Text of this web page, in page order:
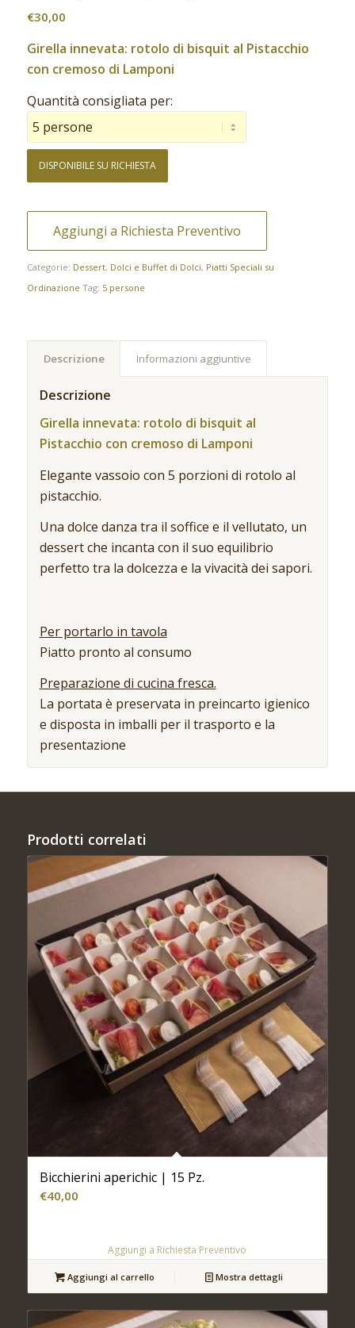
€30,00
Girella innevata: rotolo di bisquit al Pistacchio
con cremoso di Lamponi
Quantità consigliata per:
DISPONIBILE SU RICHIESTA
Aggiungi a Richiesta Preventivo
Categorie: Dessert, Dolci e Buffet di Dolci, Piatti Speciali su
Ordinazione Tag: 5 persone
Descrizione Informazioni aggiuntive
Descrizione
Girella innevata: rotolo di bisquit al
Pistacchio con cremoso di Lamponi
Elegante vassoio con 5 porzioni di rotolo al
pistacchio.
Una dolce danza tra il soffice e il vellutato, un
dessert che incanta con il suo equilibrio
perfetto tra la dolcezza e la vivacità dei sapori.
Per portarlo in tavola
Piatto pronto al consumo
Preparazione di cucina fresca.
La portata è preservata in preincarto igienico
e disposta in imballi per il trasporto e la
presentazione
Prodotti correlati
Bicchierini aperichic | 15 Pz.
€40,00
Aggiungi a Richiesta Preventivo
Aggiungi al carrello Mostra dettagli